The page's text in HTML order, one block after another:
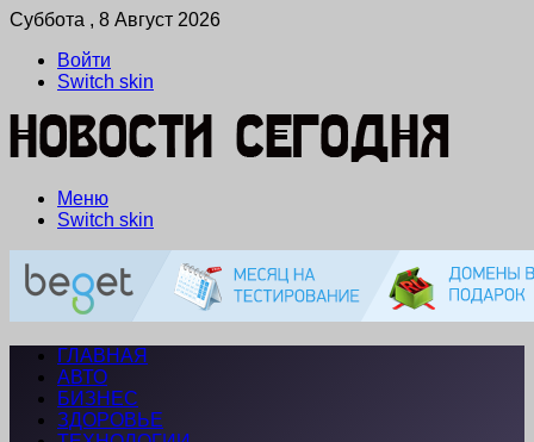
Суббота , 8 Август 2026
Войти
Switch skin
Меню
Switch skin
ГЛАВНАЯ
АВТО
БИЗНЕС
ЗДОРОВЬЕ